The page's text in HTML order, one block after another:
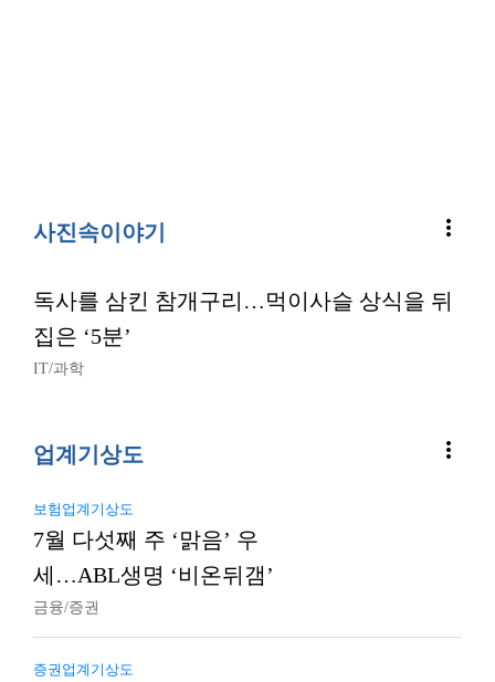
사진속이야기 more_vert
독사를 삼킨 참개구리…먹이사슬 상식을 뒤
집은 ‘5분’
IT/과학
업계기상도 more_vert
보험업계기상도
7월 다섯째 주 ‘맑음’ 우
세…ABL생명 ‘비온뒤갬’
금융/증권
증권업계기상도